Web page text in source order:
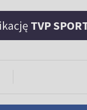
TVP